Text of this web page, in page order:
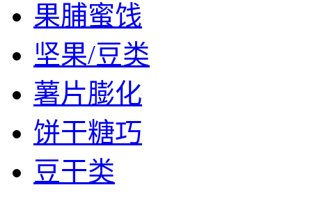
果脯蜜饯
坚果/豆类
薯片膨化
饼干糖巧
豆干类